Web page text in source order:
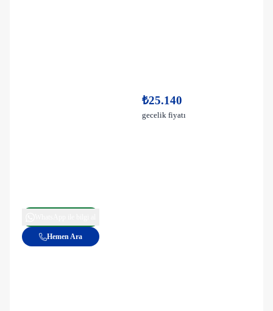
₺25.140
gecelik fiyatı
Hemen Ara